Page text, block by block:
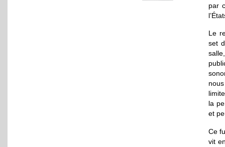
par
Le
set
la
et
Ce
vit